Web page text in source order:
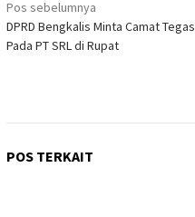
Navigasi
pos
Pos sebelumnya
DPRD Bengkalis Minta Camat Tegas
Pada PT SRL di Rupat
POS TERKAIT